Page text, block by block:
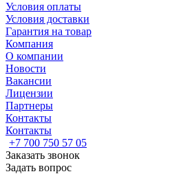
Условия оплаты
Условия доставки
Гарантия на товар
Компания
О компании
Новости
Вакансии
Лицензии
Партнеры
Контакты
Контакты
+7 700 750 57 05
Заказать звонок
Задать вопрос